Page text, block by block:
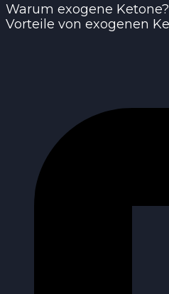
Warum exogene Ketone?
Vorteile von exogenen